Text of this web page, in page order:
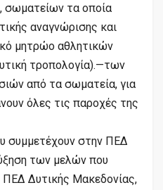
σωματείων τα οποία
αναγνώρισης και
μητρώο αθλητικών
τροπολογία).—των
από τα σωματεία, για
όλες τις παροχές της
συμμετέχουν στην ΠΕΔ
των μελών που
Δυτικής Μακεδονίας,